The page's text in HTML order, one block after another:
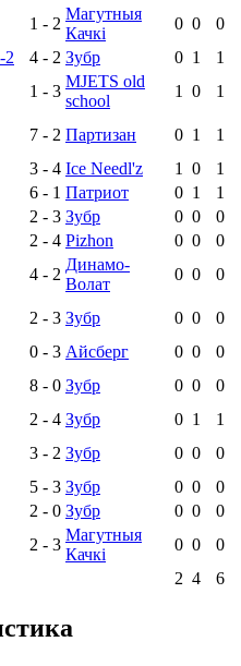
1 - 2
Магутныя
Качкі
0 0
0
2 4 - 2 Зубр 0 1
1
1 - 3
MJETS old
school
1 0
1
7 - 2 Партизан 0 1
1
3 - 4 Ice Needl'z 1 0
1
6 - 1 Патриот 0 1
1
2 - 3 Зубр 0 0
0
2 - 4 Pizhon 0 0
0
4 - 2
Динамо-
Волат
0 0
0
2 - 3 Зубр 0 0
0
0 - 3 Айсберг 0 0
0
8 - 0 Зубр 0 0
0
2 - 4 Зубр 0 1
1
3 - 2 Зубр 0 0
0
5 - 3 Зубр 0 0
0
2 - 0 Зубр 0 0
0
2 - 3
Магутныя
Качкі
0 0
0
2 4 6